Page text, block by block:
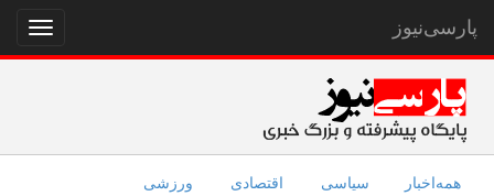
نمایش
منو
پارسی‌نیوز
همه‌اخبار سیاسی اقتصادی ورزشی